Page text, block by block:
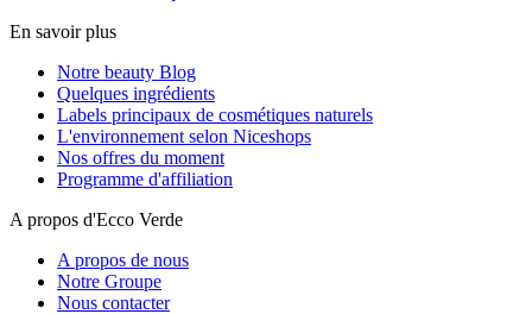
En savoir plus
Notre beauty Blog
Quelques ingrédients
Labels principaux de cosmétiques naturels
L'environnement selon Niceshops
Nos offres du moment
Programme d'affiliation
A propos d'Ecco Verde
A propos de nous
Notre Groupe
Nous contacter